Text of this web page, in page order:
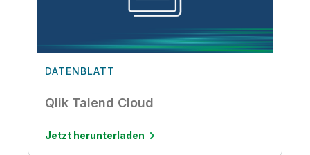
DATENBLATT
Qlik Talend Cloud
Jetzt herunterladen